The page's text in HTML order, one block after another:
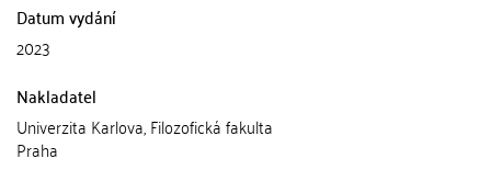
Datum vydání
2023
Nakladatel
Univerzita Karlova, Filozofická fakulta
Praha